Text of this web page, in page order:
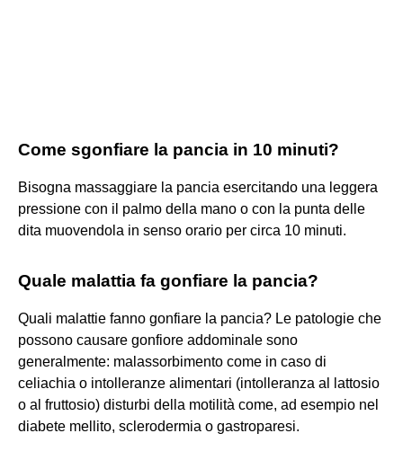
Come sgonfiare la pancia in 10 minuti?
Bisogna massaggiare la pancia esercitando una leggera
pressione con il palmo della mano o con la punta delle
dita muovendola in senso orario per circa 10 minuti.
Quale malattia fa gonfiare la pancia?
Quali malattie fanno gonfiare la pancia? Le patologie che
possono causare gonfiore addominale sono
generalmente: malassorbimento come in caso di
celiachia o intolleranze alimentari (intolleranza al lattosio
o al fruttosio) disturbi della motilità come, ad esempio nel
diabete mellito, sclerodermia o gastroparesi.